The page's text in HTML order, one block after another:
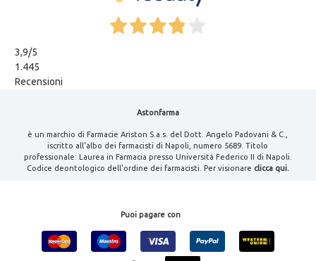
3,9/5
1.445
Recensioni
Astonfarma
è un marchio di Farmacie Ariston S.a.s. del Dott. Angelo Padovani & C.,
iscritto all'albo dei farmacisti di Napoli, numero 5689. Titolo
professionale: Laurea in Farmacia presso Università Federico II di Napoli.
Codice deontologico dell'ordine dei farmacisti. Per visionare clicca qui.
Puoi pagare con